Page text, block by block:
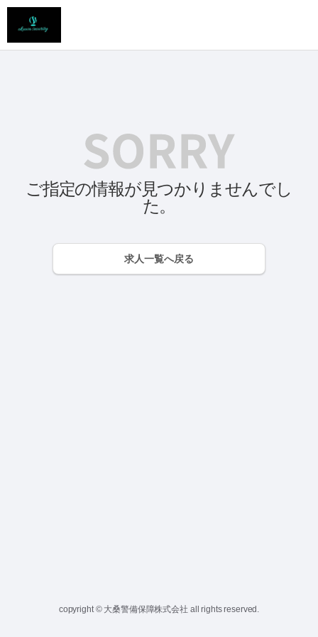
ご指定の情報が見つかりませんでし
た。
求人一覧へ戻る
copyright © 大桑警備保障株式会社 all rights reserved.